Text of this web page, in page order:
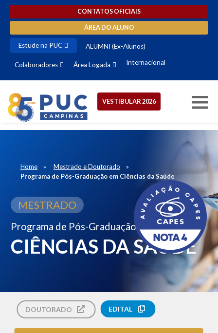
CONTATOS OFICIAIS
ÁREA DO ALUNO
Estude na PUC ALUMNI (Ex-Alunos)
Colaboradores Área Logada Internacional
VESTIBULAR 2026
Home
Mestrado e Doutorado
Programa de Pós-Graduação em Ciências da Saúde
MESTRADO
Programa de Pós-Graduação
CIÊNCIAS DA SAÚDE
DOUTORADO EDITAL